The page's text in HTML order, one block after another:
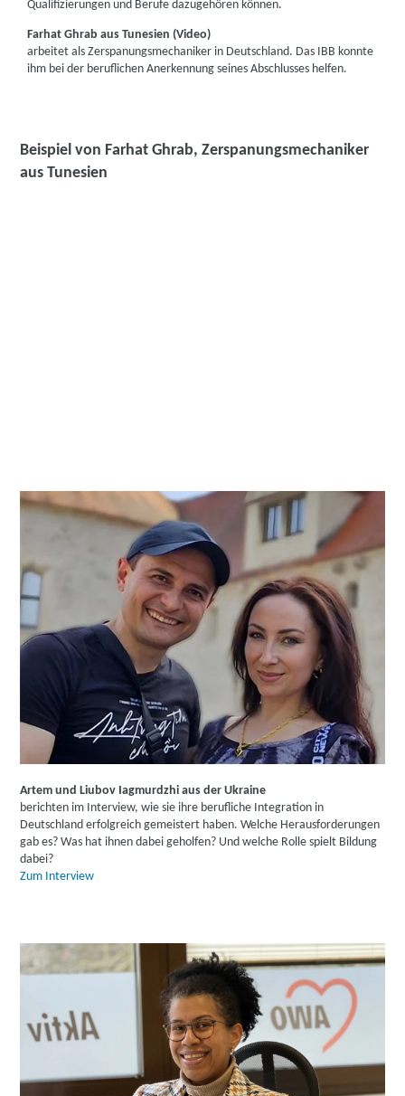
Qualifizierungen und Berufe dazugehören können.
Farhat Ghrab aus Tunesien (Video)
arbeitet als Zerspanungsmechaniker in Deutschland. Das IBB konnte
ihm bei der beruflichen Anerkennung seines Abschlusses helfen.
Beispiel von Farhat Ghrab, Zerspanungsmechaniker
aus Tunesien
YouTube Video laden
Artem und Liubov Iagmurdzhi aus der Ukraine
berichten im Interview, wie sie ihre berufliche Integration in
Deutschland erfolgreich gemeistert haben. Welche Herausforderungen
gab es? Was hat ihnen dabei geholfen? Und welche Rolle spielt Bildung
dabei?
Zum Interview